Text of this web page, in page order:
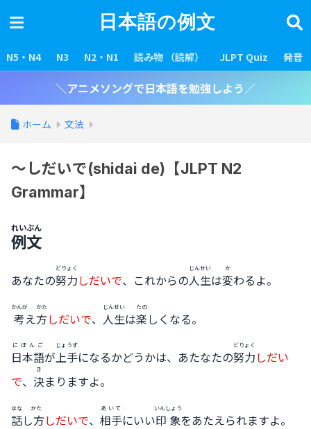
日本語の例文
N5・N4 N3 N2・N1 読み物 （読解） JLPT Quiz 発音
＼アニメソングで日本語を勉強しよう／
ホーム 文法
～しだいで(shidai de)【JLPT N2
Grammar】
例文
れいぶん
あなたの努力
どりょく
しだいで、これからの人生
じんせい
は変
か
わるよ。
考
かんが
え方
かた
しだいで、 人生
じんせい
は楽
たの
しくなる。
日本語
にほんご
が上手
じょうず
になるかどうかは、あたなたの努力
どりょく
しだい
で、 決
き
まりますよ。
話
はな
し方
かた
しだいで、 相手
あいて
にいい印象
いんしょう
をあたえられますよ。